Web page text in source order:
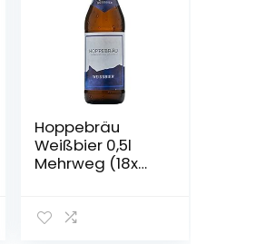
Hoppebräu
Weißbier 0,5l
Mehrweg (18x